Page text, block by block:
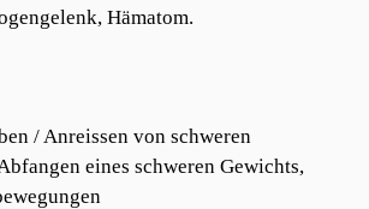
Hämatom.
/ Anreissen von schweren
eines schweren Gewichts,